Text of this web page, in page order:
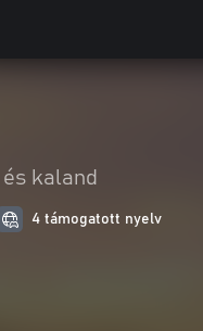
kaland
4 támogatott nyelv